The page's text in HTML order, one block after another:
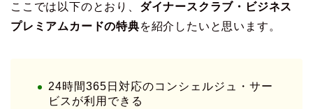
ここでは以下のとおり、 ダイナースクラブ・ビジネス
プレミアムカードの特典を紹介したいと思います。
24時間365日対応のコンシェルジュ・サー
ビスが利用できる